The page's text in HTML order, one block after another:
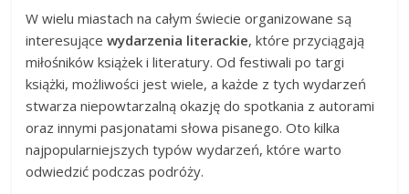
W wielu miastach na całym świecie organizowane są
interesującewydarzenia literackie, które przyciągają
miłośników książek i literatury. Od festiwali po targi
książki, możliwości jest wiele, a każde z tych wydarzeń
stwarza niepowtarzalną okazję do spotkania z autorami
oraz innymi pasjonatami słowa pisanego. Oto kilka
najpopularniejszych typów wydarzeń, które warto
odwiedzić podczas podróży.